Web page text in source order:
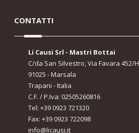
CONTATTI
Li Causi Srl - Mastri Bottai
C/da San Silvestro, Via Favara 452/H
91025 - Marsala
Trapani - Italia
C.F. / P.Iva: 02505260816
Tel: +39 0923 721320
Fax: +39 0923 722098
info@licausi.it